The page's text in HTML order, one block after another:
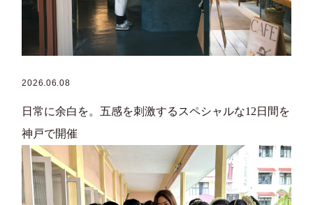
2026.06.08
日常に余白を。五感を刺激するスペシャルな12日間を
神戸で開催